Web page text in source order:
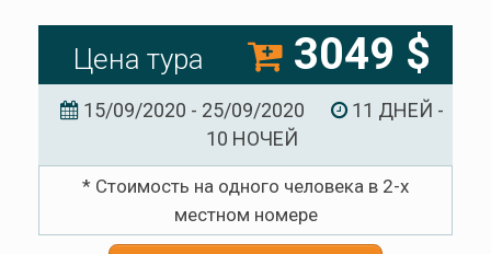
Цена тура 3049 $
15/09/2020 - 25/09/2020
11 ДНЕЙ -
10 НОЧЕЙ
* Стоимость на одного человека в 2-х
местном номере